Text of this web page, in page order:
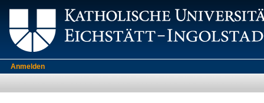
Anmelden